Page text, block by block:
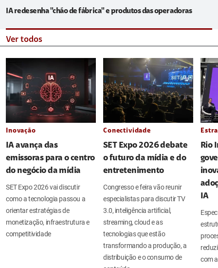
IA redesenha "chão de fábrica" e produtos das operadoras
Ver todos
Inovação
IA avança das
emissoras para o centro
do negócio da mídia
SET Expo 2026 vai discutir
como a tecnologia passou a
orientar estratégias de
monetização, infraestrutura e
competitividade
Conectividade
SET Expo 2026 debate
o futuro da mídia e do
entretenimento
Congresso e feira vão reunir
especialistas para discutir TV
3.0, inteligência artificial,
streaming, cloud e as
tecnologias que estão
transformando a produção, a
distribuição e o consumo de
Rio
IA
com